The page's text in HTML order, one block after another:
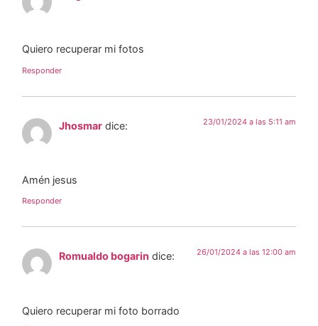
Quiero recuperar mi fotos
Responder
Jhosmar dice: 23/01/2024 a las 5:11 am
Amén jesus
Responder
Romualdo bogarin dice: 26/01/2024 a las 12:00 am
Quiero recuperar mi foto borrado